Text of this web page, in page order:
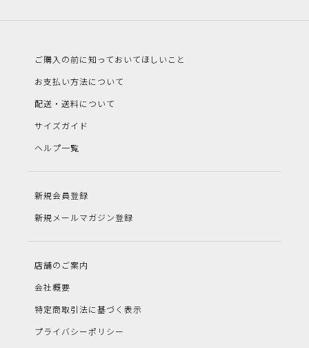
ご購入の前に知っておいてほしいこと
お支払い方法について
配送・送料について
サイズガイド
ヘルプ一覧
新規会員登録
新規メールマガジン登録
店舗のご案内
会社概要
特定商取引法に基づく表示
プライバシーポリシー